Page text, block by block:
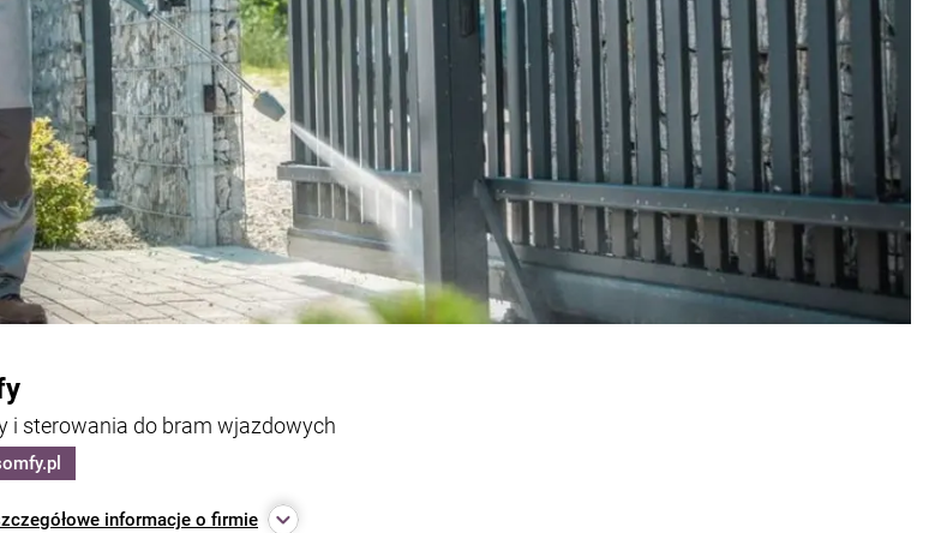
i sterowania do bram wjazdowych
informacje o firmie